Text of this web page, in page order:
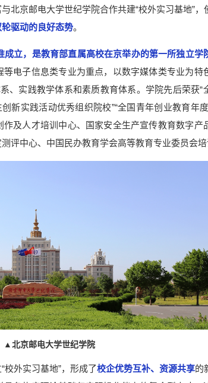
北京邮电大学世纪学院合作共建“校外实习基地”，
驱动的良好态势。
立，是教育部直属高校在京举办的第一所独立学
电子信息类专业为重点，以数字媒体类专业为特
、实践教学体系和素质教育体系。学院先后荣获“
新实践活动优秀组织院校”“全国青年创业教育年
及人才培训中心、国家安全生产宣传教育数字产
评中心、中国民办教育学会高等教育专业委员会培
▲北京邮电大学世纪学院
外实习基地”，形成了校企优势互补、资源共享的